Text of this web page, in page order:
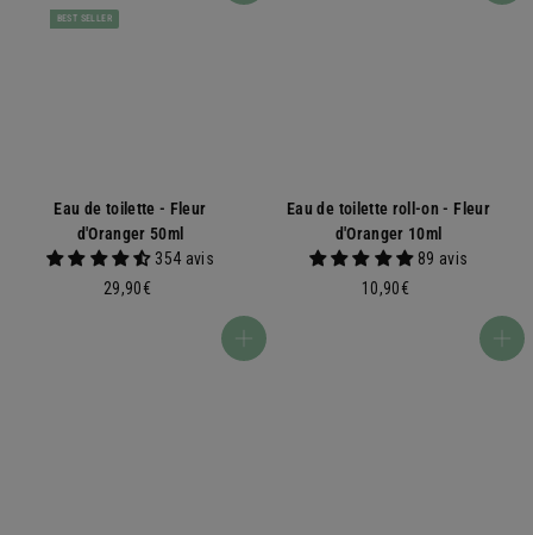
BEST SELLER
Eau de toilette - Fleur
d'Oranger 50ml
354 avis
29,90€
Eau de toilette roll-on - Fleur
d'Oranger 10ml
89 avis
10,90€